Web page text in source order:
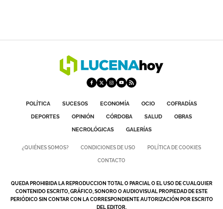
POLÍTICA SUCESOS ECONOMÍA OCIO
COFRADÍAS
DEPORTES
OPINIÓN CÓRDOBA SALUD
OBRAS
NECROLÓGICAS
GALERÍAS
¿QUIÉNES SOMOS? CONDICIONES DE USO POLÍTICA DE COOKIES
CONTACTO
QUEDA PROHIBIDA LA REPRODUCCION TOTAL O PARCIAL O EL USO DE CUALQUIER
CONTENIDO ESCRITO, GRÁFICO, SONORO O AUDIOVISUAL PROPIEDAD DE ESTE
PERIÓDICO SIN CONTAR CON LA CORRESPONDIENTE AUTORIZACIÓN POR ESCRITO
DEL EDITOR.